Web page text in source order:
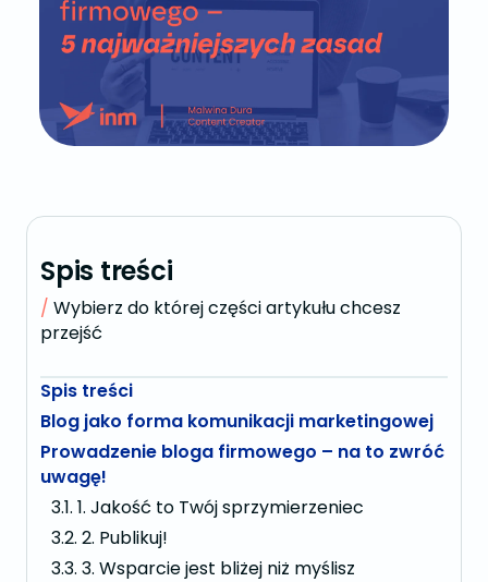
Spis treści
Wybierz do której części artykułu chcesz
przejść
Spis treści
Blog jako forma komunikacji marketingowej
Prowadzenie bloga firmowego – na to zwróć
uwagę!
1. Jakość to Twój sprzymierzeniec
2. Publikuj!
3. Wsparcie jest bliżej niż myślisz